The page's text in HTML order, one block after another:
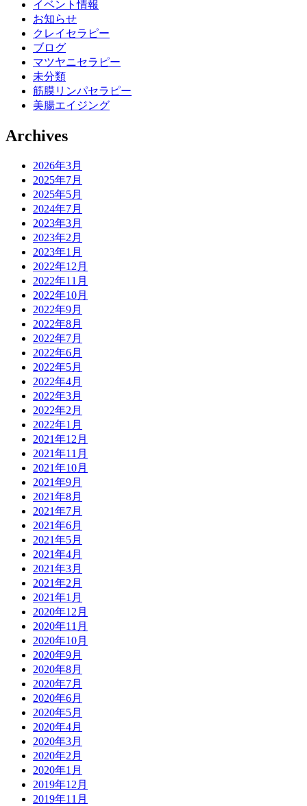
イベント情報
お知らせ
クレイセラピー
ブログ
マツヤニセラピー
未分類
筋膜リンパセラピー
美腸エイジング
Archives
2026年3月
2025年7月
2025年5月
2024年7月
2023年3月
2023年2月
2023年1月
2022年12月
2022年11月
2022年10月
2022年9月
2022年8月
2022年7月
2022年6月
2022年5月
2022年4月
2022年3月
2022年2月
2022年1月
2021年12月
2021年11月
2021年10月
2021年9月
2021年8月
2021年7月
2021年6月
2021年5月
2021年4月
2021年3月
2021年2月
2021年1月
2020年12月
2020年11月
2020年10月
2020年9月
2020年8月
2020年7月
2020年6月
2020年5月
2020年4月
2020年3月
2020年2月
2020年1月
2019年12月
2019年11月